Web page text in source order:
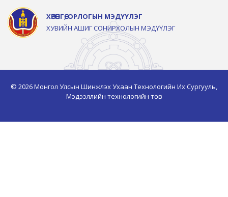
ХӨРӨНГӨ, ОРЛОГЫН МЭДҮҮЛЭГ
ХУВИЙН АШИГ СОНИРХОЛЫН МЭДҮҮЛЭГ
© 2026 Монгол Улсын Шинжлэх Ухаан Технологийн Их Сургууль,
Мэдээллийн технологийн төв